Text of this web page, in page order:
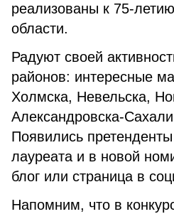
реализованы к 75-
области.
Радуют своей
районов: интересные
Холмска, Невельска,
Александровска-
Появились
лауреата и в новой
блог или страница в
Напомним, что в